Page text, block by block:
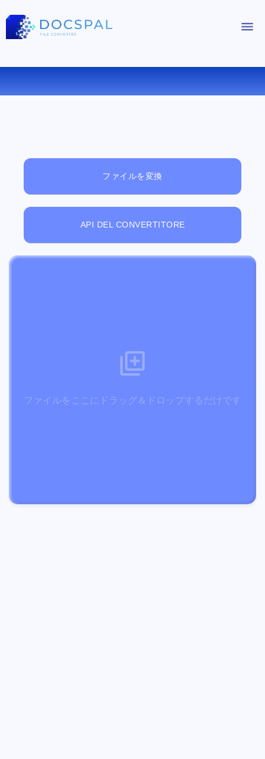
無料オンラインファイルビューアー
ファイルを変換
API DEL CONVERTITORE
ファイルをここにドラッグ＆ドロップするだけです